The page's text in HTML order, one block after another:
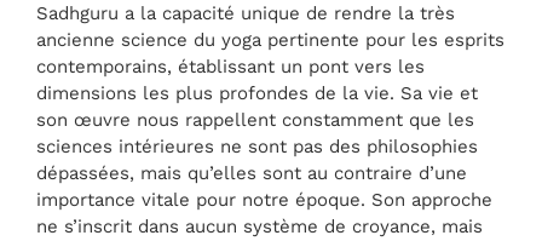
Sadhguru a la capacité unique de rendre la très
ancienne science du yoga pertinente pour les esprits
contemporains, établissant un pont vers les
dimensions les plus profondes de la vie. Sa vie et
son œuvre nous rappellent constamment que les
sciences intérieures ne sont pas des philosophies
dépassées, mais qu’elles sont au contraire d’une
importance vitale pour notre époque. Son approche
ne s’inscrit dans aucun système de croyance, mais